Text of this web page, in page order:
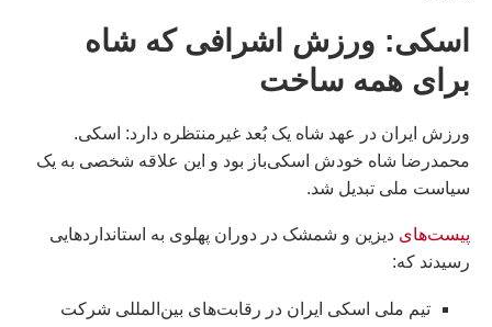
اسکی: ورزش اشرافی که شاه
برای همه ساخت
ورزش ایران در عهد شاه یک بُعد غیرمنتظره دارد: اسکی.
محمدرضا شاه خودش اسکی‌باز بود و این علاقه شخصی به یک
سیاست ملی تبدیل شد.
پیست‌های دیزین و شمشک در دوران پهلوی به استانداردهایی
رسیدند که:
تیم ملی اسکی ایران در رقابت‌های بین‌المللی شرکت